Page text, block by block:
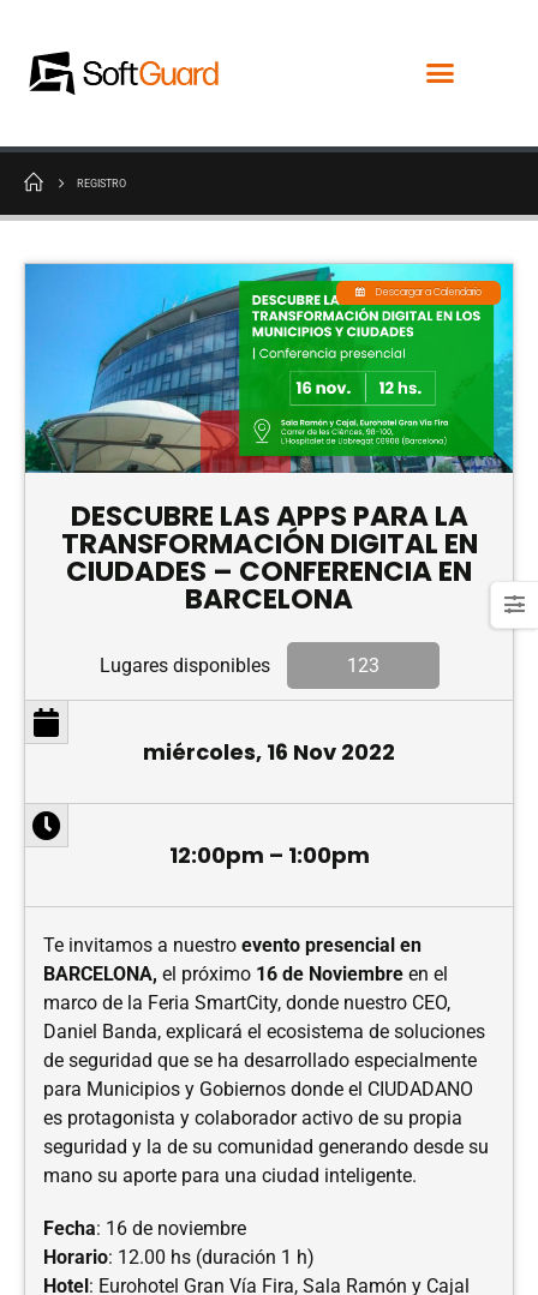
REGISTRO
Descargar a Calendario
DESCUBRE LAS APPS PARA LA
TRANSFORMACIÓN DIGITAL EN
CIUDADES – CONFERENCIA EN
BARCELONA
Lugares disponibles 123
miércoles, 16 Nov 2022
12:00pm – 1:00pm
Te invitamos a nuestro evento presencial en
BARCELONA, el próximo 16 de Noviembre en el
marco de la Feria SmartCity, donde nuestro CEO,
Daniel Banda, explicará el ecosistema de soluciones
de seguridad que se ha desarrollado especialmente
para Municipios y Gobiernos donde el CIUDADANO
es protagonista y colaborador activo de su propia
seguridad y la de su comunidad generando desde su
mano su aporte para una ciudad inteligente.
Fecha: 16 de noviembre
Horario: 12.00 hs (duración 1 h)
Hotel: Eurohotel Gran Vía Fira, Sala Ramón y Cajal